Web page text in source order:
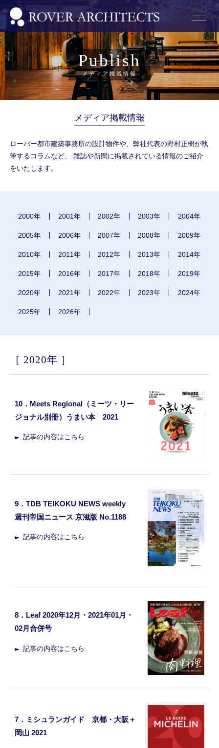
Publish
メディア掲載情報
メディア掲載情報
ローバー都市建築事務所の設計物件や、弊社代表の野村正樹が執
筆するコラムなど、
雑誌や新聞に掲載されている情報のご紹介
をいたします。
2000年 2001年 2002年 2003年 2004年
2005年 2006年 2007年 2008年 2009年
2010年 2011年 2012年 2013年 2014年
2015年 2016年 2017年 2018年 2019年
2020年 2021年 2022年 2023年 2024年
2025年 2026年
2020年
10．Meets Regional（ミーツ・リー
ジョナル別冊）うまい本 2021
記事の内容はこちら
9．TDB TEIKOKU NEWS weekly
週刊帝国ニュース 京滋版 No.1188
記事の内容はこちら
8．Leaf 2020年12月・2021年01月・
02月合併号
記事の内容はこちら
7．ミシュランガイド 京都・大阪＋
岡山 2021